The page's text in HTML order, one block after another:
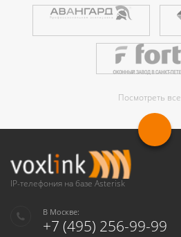
Посмотреть все
IP-телефония на базе Asterisk
В Москве:
+7 (495) 256-99-99